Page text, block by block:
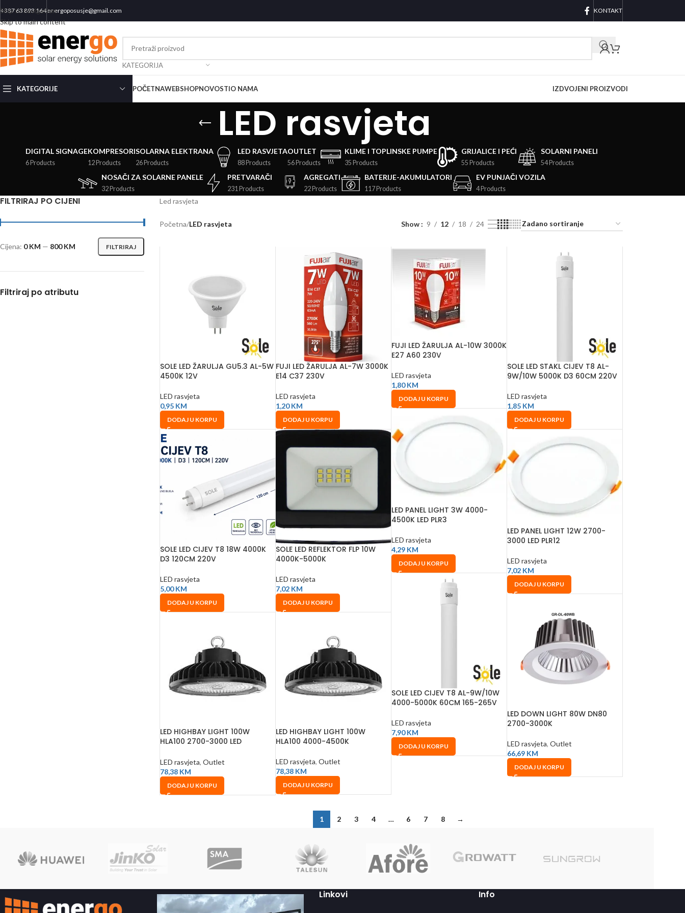
Skip to navigation
Skip to main content
+387 63 893 164energoposusje@gmail.com KONTAKT
KATEGORIJA
KATEGORIJE POČETNAWEBSHOPNOVOSTIO NAMA IZDVOJENI PROIZVODI
LED rasvjeta
DIGITAL SIGNAGE
6 Products
KOMPRESORI
12 Products
SOLARNA ELEKTRANA
26 Products
LED RASVJETA
88 Products
OUTLET
56 Products
KLIME I TOPLINSKE PUMPE
35 Products
GRIJALICE I PEĆI
55 Products
SOLARNI PANELI
54 Products
NOSAČI ZA SOLARNE PANELE
32 Products
PRETVARAČI
231 Products
AGREGATI
22 Products
BATERIJE-AKUMULATORI
117 Products
EV PUNJAČI VOZILA
4 Products
FILTRIRAJ PO CIJENI
FILTRIRAJ
Cijena: 0 KM — 800 KM
Filtriraj po atributu
Led rasvjeta
Početna/LED rasvjeta Show 9 12 18 24
SOLE LED ŽARULJA GU5.3 AL-5W
4500K 12V
LED rasvjeta
0,95 KM
DODAJ U KORPU
FUJI LED ŽARULJA AL-7W 3000K
E14 C37 230V
LED rasvjeta
1,20KM
DODAJ U KORPU
FUJI LED ŽARULJA AL-10W 3000K
E27 A60 230V
LED rasvjeta
1,80KM
DODAJ U KORPU
SOLE LED STAKL CIJEV T8 AL-
9W/10W 5000K D3 60CM 220V
LED rasvjeta
1,85 KM
DODAJ U KORPU
LED PANEL LIGHT 3W 4000-
4500K LED PLR3
LED rasvjeta
4,29 KM
DODAJ U KORPU
SOLE LED CIJEV T8 18W 4000K
D3 120CM 220V
LED rasvjeta
5,00KM
DODAJ U KORPU
SOLE LED REFLEKTOR FLP 10W
4000K-5000K
LED rasvjeta
7,02 KM
DODAJ U KORPU
LED PANEL LIGHT 12W 2700-
3000 LED PLR12
LED rasvjeta
7,02 KM
DODAJ U KORPU
SOLE LED CIJEV T8 AL-9W/10W
4000-5000K 60CM 165-265V
LED rasvjeta
7,90KM
DODAJ U KORPU
LED DOWN LIGHT 80W DN80
2700-3000K
LED rasvjeta, Outlet
66,69 KM
DODAJ U KORPU
LED HIGHBAY LIGHT 100W
HLA100 2700-3000 LED
LED rasvjeta, Outlet
78,38 KM
DODAJ U KORPU
LED HIGHBAY LIGHT 100W
HLA100 4000-4500K
LED rasvjeta, Outlet
78,38 KM
DODAJ U KORPU
1 2 3 4 … 6 7 8 →
Linkovi Info